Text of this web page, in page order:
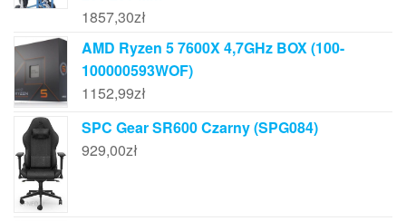
1857,30zł
AMD Ryzen 5 7600X 4,7GHz BOX (100-
100000593WOF)
1152,99zł
SPC Gear SR600 Czarny (SPG084)
929,00zł